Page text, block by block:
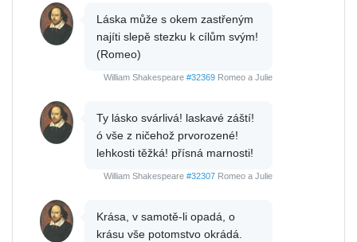
Láska může s okem zastřeným
najíti slepě stezku k cílům svým!
(Romeo)
William Shakespeare #32369 Romeo a Julie
Ty lásko svárlivá! laskavé záští!
ó vše z ničehož prvorozené!
lehkosti těžká! přísná marnosti!
William Shakespeare #32307 Romeo a Julie
Krása, v samotě-li opadá, o
krásu vše potomstvo okrádá.